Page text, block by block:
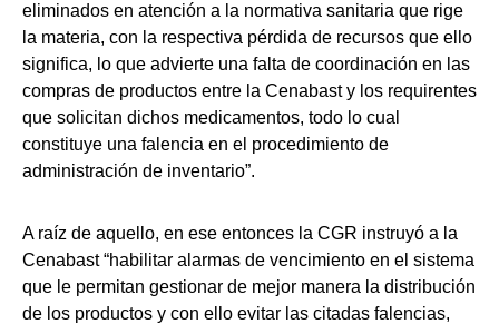
eliminados en atención a la normativa sanitaria que rige
la materia, con la respectiva pérdida de recursos que ello
significa, lo que advierte una falta de coordinación en las
compras de productos entre la Cenabast y los requirentes
que solicitan dichos medicamentos, todo lo cual
constituye una falencia en el procedimiento de
administración de inventario”.
A raíz de aquello, en ese entonces la CGR instruyó a la
Cenabast “habilitar alarmas de vencimiento en el sistema
que le permitan gestionar de mejor manera la distribución
de los productos y con ello evitar las citadas falencias,